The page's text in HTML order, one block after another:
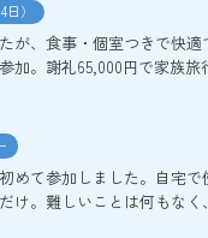
）
が、食事・個室つきで快適
加。謝礼65,000円で家族
めて参加しました。自宅で
け。難しいことは何もなく